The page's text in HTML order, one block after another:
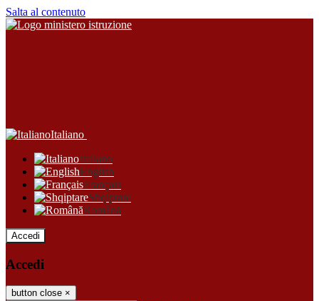
Salta al contenuto
Italiano
Italiano
English
Français
Shqiptare
Română
Accedi
Accedi
button close ×